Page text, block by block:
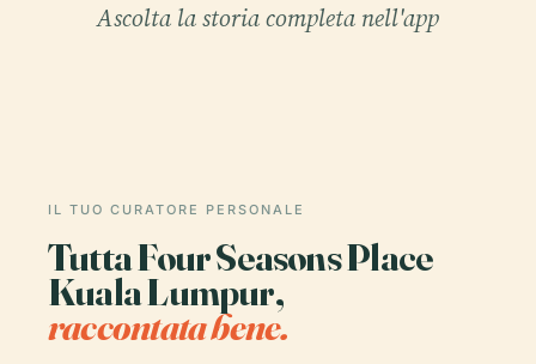
Ascolta la storia completa nell'app
IL TUO CURATORE PERSONALE
Tutta Four Seasons Place
Kuala Lumpur,
raccontata bene.